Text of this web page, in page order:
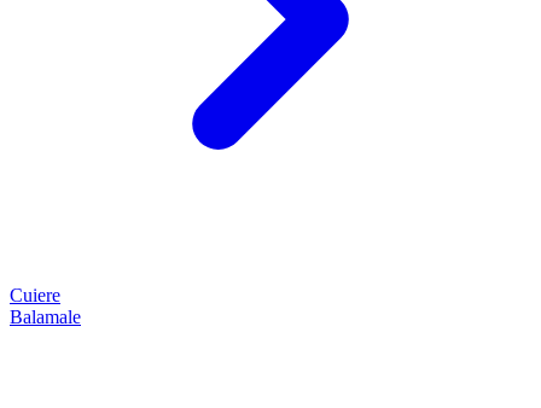
Cuiere
Balamale